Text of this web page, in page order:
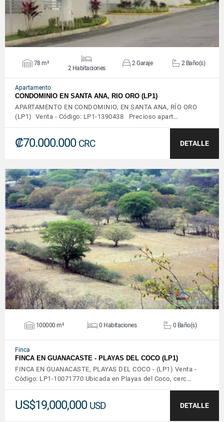
78 m²
2 Habitaciones
2 Garaje 2 Baño(s)
Apartamento
CONDOMINIO EN SANTA ANA, RIO ORO (LP1)
APARTAMENTO EN CONDOMINIO, EN SANTA ANA, RÍO ORO
(LP1) Venta - Código: LP1-1390438 Precioso apart…
₡70.000.000 CRC DETALLE
VER DETALLES
100000 m² 0 Habitaciones 0 Baño(s)
Finca
FINCA EN GUANACASTE - PLAYAS DEL COCO (LP1)
FINCA EN GUANACASTE, PLAYAS DEL COCO - (LP1) Venta -
Código: LP1-10071770 Ubicada en Playas del Coco, cerc…
US$19,000,000 USD DETALLE